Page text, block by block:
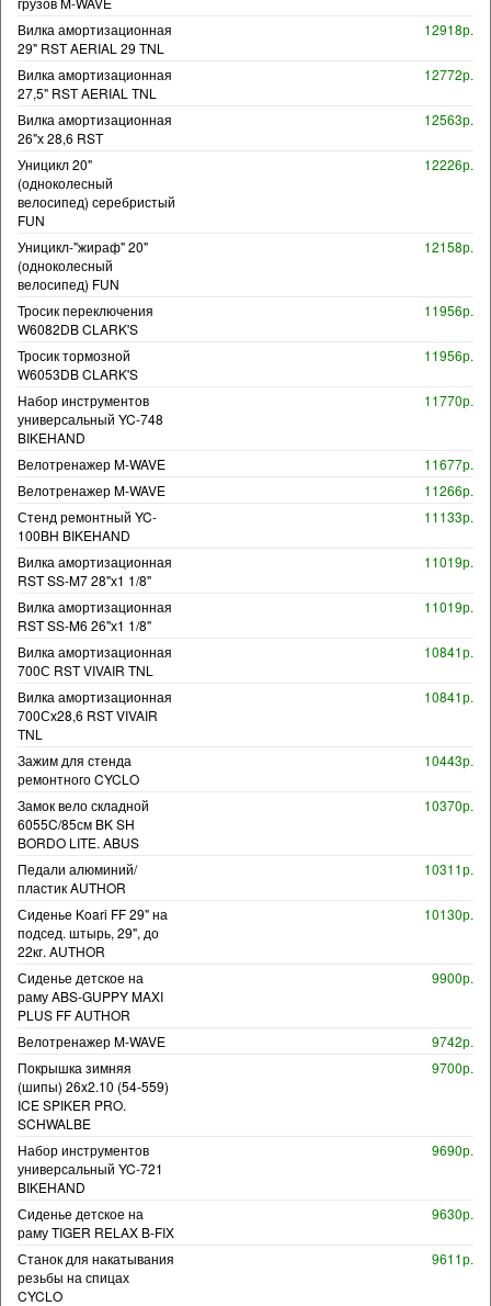
Вилка амортизационная
29" RST AERIAL 29 TNL
12918р.
Вилка амортизационная
27,5" RST AERIAL TNL
12772р.
Вилка амортизационная
26"х 28,6 RST
12563р.
Уницикл 20"
(одноколесный
велосипед) серебристый
FUN
12226р.
Уницикл-"жираф" 20"
(одноколесный
велосипед) FUN
12158р.
Тросик переключения
W6082DB CLARK'S
11956р.
Тросик тормозной
W6053DB CLARK'S
11956р.
Набор инструментов
универсальный YC-748
BIKEHAND
11770р.
Велотренажер M-WAVE
11677р.
Велотренажер M-WAVE
11266р.
Стенд ремонтный YC-
100BH BIKEHAND
11133р.
Вилка амортизационная
RST SS-M7 28"х1 1/8"
11019р.
Вилка амортизационная
RST SS-M6 26"х1 1/8"
11019р.
Вилка амортизационная
700С RST VIVAIR TNL
10841р.
Вилка амортизационная
700Сх28,6 RST VIVAIR
TNL
10841р.
Зажим для стенда
ремонтного CYCLO
10443р.
Замок вело складной
6055C/85см BK SH
BORDO LITE. ABUS
10370р.
Педали алюминий/
пластик AUTHOR
10311р.
Сиденье Koari FF 29" на
подсед. штырь, 29", до
22кг. AUTHOR
10130р.
Сиденье детское на
раму ABS-GUPPY MAXI
PLUS FF AUTHOR
9900р.
Велотренажер M-WAVE
9742р.
Покрышка зимняя
(шипы) 26x2.10 (54-559)
ICE SPIKER PRO.
SCHWALBE
9700р.
Набор инструментов
универсальный YC-721
BIKEHAND
9690р.
Сиденье детское на
раму TIGER RELAX B-FIX
9630р.
Станок для накатывания
резьбы на спицах
CYCLO
9611р.